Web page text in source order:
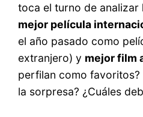
toca el turno de analizar
mejor película
el año pasado como
extranjero) y mejor film
perfilan como
la sorpresa? ¿Cuáles